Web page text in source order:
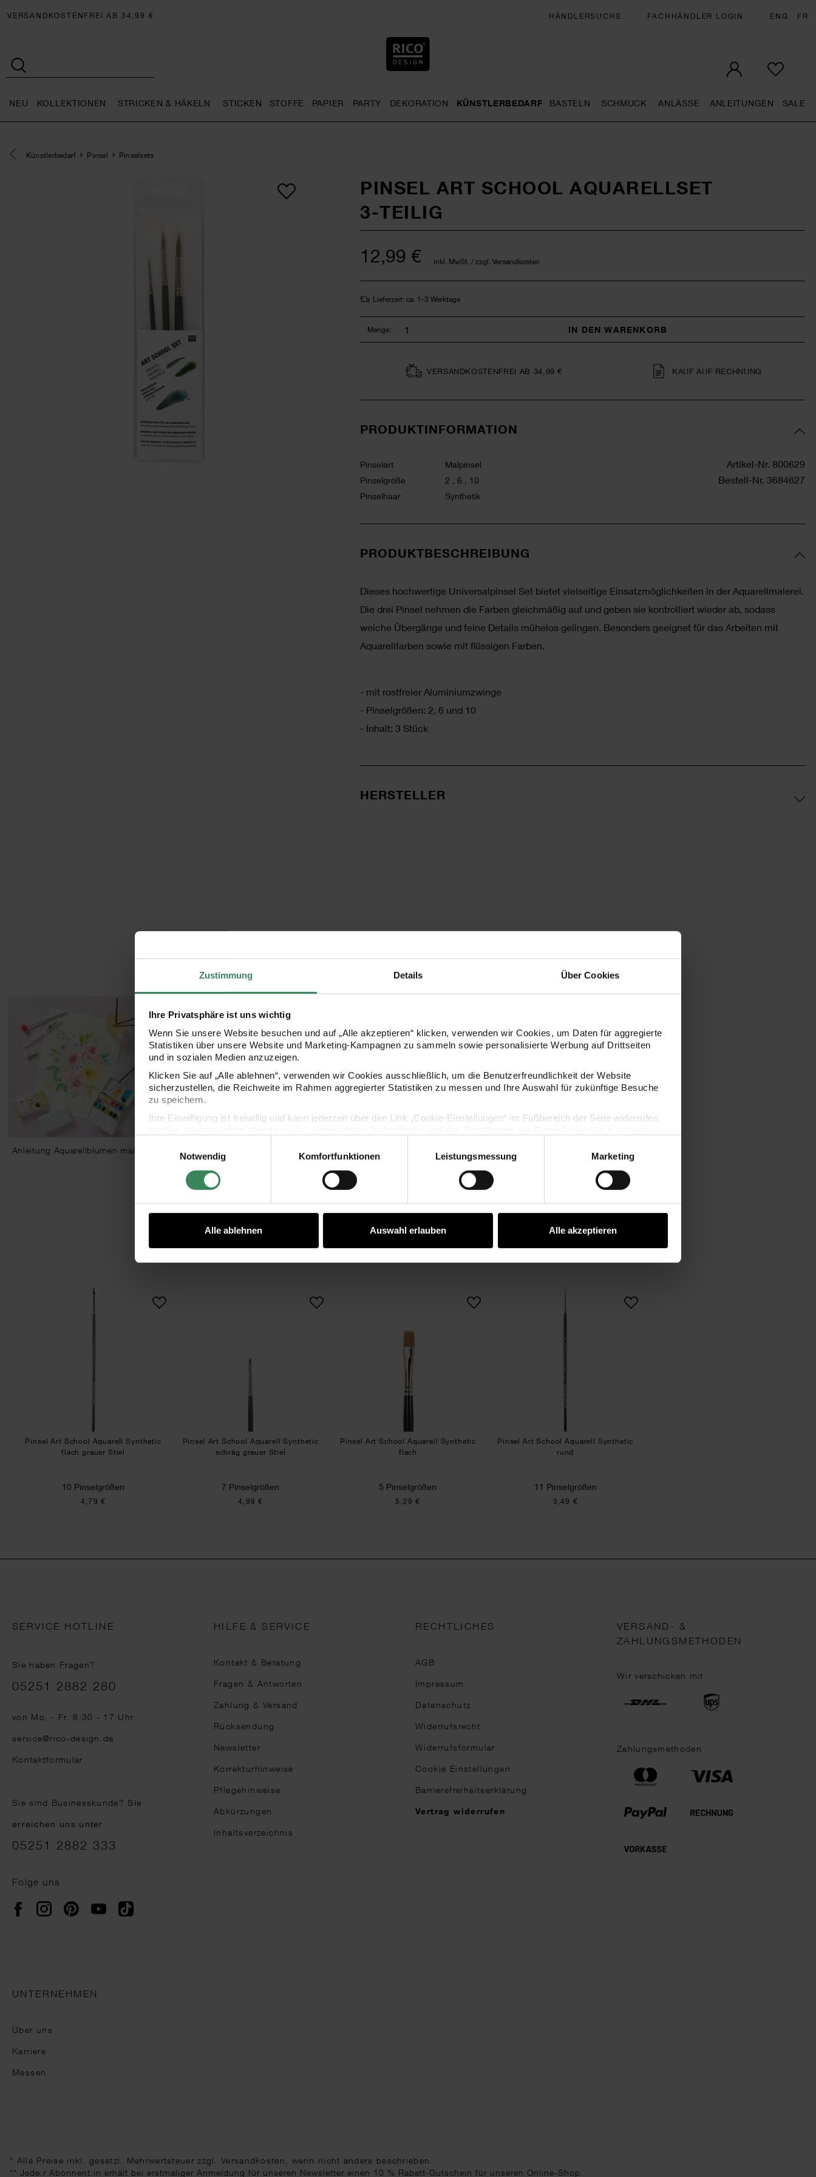
Zustimmung Details Über Cookies
Ihre Privatsphäre ist uns wichtig
Wenn Sie unsere Website besuchen und auf „Alle akzeptieren“ klicken, verwenden wir Cookies, um Daten für aggregierte
Statistiken über unsere Website und Marketing-Kampagnen zu sammeln sowie personalisierte Werbung auf Drittseiten
und in sozialen Medien anzuzeigen.
Klicken Sie auf „Alle ablehnen“, verwenden wir Cookies ausschließlich, um die Benutzerfreundlichkeit der Website
sicherzustellen, die Reichweite im Rahmen aggregierter Statistiken zu messen und Ihre Auswahl für zukünftige Besuche
zu speichern.
Ihre Einwilligung ist freiwillig und kann jederzeit über den Link „Cookie-Einstellungen“ im Fußbereich der Seite widerrufen
Impressum
Datenschutz Vertrag widerrufen
Notwendig
Komfortfunktionen Leistungsmessung Marketing
Alle ablehnen Auswahl erlauben Alle akzeptieren
VERSANDKOSTENFREI AB 34,99 € HÄNDLERSUCHE FACHHÄNDLER LOGIN ENG FR
NEU KOLLEKTIONEN STRICKEN & HÄKELN STICKEN STOFFE PAPIER PARTY DEKORATION KÜNSTLERBEDARF BASTELN SCHMUCK ANLÄSSE ANLEITUNGEN SALE
Eine Kategorie zurück navigieren
Künstlerbedarf Pinsel Pinselsets
PINSEL ART SCHOOL AQUARELLSET
3-TEILIG
12,99 € inkl. MwSt. / zzgl. Versandkosten
Lieferzeit: ca. 1-3 Werktage
Menge: IN DEN WARENKORB
VERSAND­KOSTEN­FREI AB 34,99 € KAUF AUF RECHNUNG
PRODUKTINFORMATION
Pinselart
Malpinsel
Pinselgröße
2 , 6 , 10
Pinselhaar
Synthetik
Artikel-Nr. 800629
Bestell-Nr. 3684627
PRODUKTBESCHREIBUNG
Dieses hochwertige Universalpinsel Set bietet vielseitige Einsatzmöglichkeiten in der Aquarellmalerei.
Die drei Pinsel nehmen die Farben gleichmäßig auf und geben sie kontrolliert wieder ab, sodass
weiche Übergänge und feine Details mühelos gelingen. Besonders geeignet für das Arbeiten mit
Aquarellfarben sowie mit flüssigen Farben.
- mit rostfreier Aluminiumzwinge
- Pinselgrößen: 2, 6 und 10
- Inhalt: 3 Stück
HERSTELLER
KOSTENLOSE ANLEITUNGEN
Anleitung Aquarellblumen malen
Pinsel Art School Aquarell Synthetic flach grauer Stiel
Pinsel Art School Aquarell Synthetic
flach grauer Stiel
10 Pinselgrößen
4,79 €
Pinsel Art School Aquarell Synthetic
schräg grauer Stiel
7 Pinselgrößen
4,99 €
Pinsel Art School Aquarell Synthetic flach
Pinsel Art School Aquarell Synthetic
flach
5 Pinselgrößen
5,29 €
Pinsel Art School Aquarell Synthetic rund
Pinsel Art School Aquarell Synthetic
rund
11 Pinselgrößen
3,49 €
SERVICE HOTLINE
Sie haben Fragen?
Telefonnummer
05251 2882 280
von Mo. - Fr. 8:30 - 17 Uhr
service@rico-design.de
Kontaktformular
Sie sind Businesskunde?Sie
erreichen uns unter
05251 2882 333
Folge uns
FacebookInstagramPinterestYouTubeTikTok
HILFE & SERVICE
Kontakt & Beratung
Fragen & Antworten
Zahlung & Versand
Rücksendung
Newsletter
Korrekturhinweise
Pflegehinweise
Abkürzungen
Inhaltsverzeichnis
RECHTLICHES
AGB
Impressum
Datenschutz
Widerrufsrecht
Widerrufsformular
Cookie Einstellungen
Barrierefreiheitserklärung
Vertrag widerrufen
VERSAND- &
ZAHLUNGSMETHODEN
Wir verschicken mit
Zahlungsmethoden
UNTERNEHMEN
Über uns
Karriere
Messen
* Alle Preise inkl. gesetzl. Mehrwertsteuer zzgl.Versandkosten
, wenn nicht anders beschrieben.
** Jede:r Abonnent:in erhält bei erstmaliger Anmeldung für unseren Newsletter einen 10 % Rabatt-Gutschein für unseren Online-Shop.